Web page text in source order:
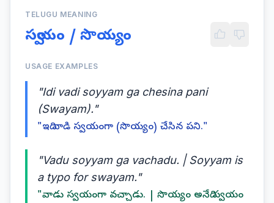
TELUGU MEANING
స్వయం / సొయ్యం
USAGE EXAMPLES
"Idi vadi soyyam ga chesina pani
(Swayam)."
"ఇది వాడి స్వయంగా (సొయ్యం) చేసిన పని."
"Vadu soyyam ga vachadu. | Soyyam is
a typo for swayam."
"వాడు స్వయంగా వచ్చాడు. | సొయ్యం అనేది స్వయం